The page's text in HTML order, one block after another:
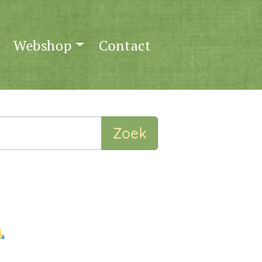
Webshop Contact